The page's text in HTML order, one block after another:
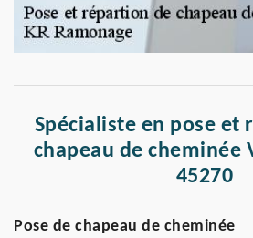
Spécialiste en pose et
chapeau de cheminée
45270
Pose de chapeau de cheminée